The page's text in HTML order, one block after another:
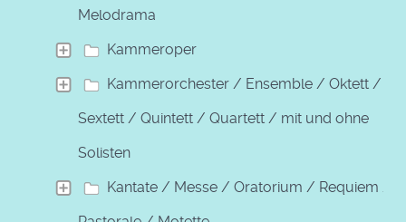
Melodrama
Kammeroper
Kammerorchester / Ensemble / Oktett /
Sextett / Quintett / Quartett / mit und ohne
Solisten
Kantate / Messe / Oratorium / Requiem /